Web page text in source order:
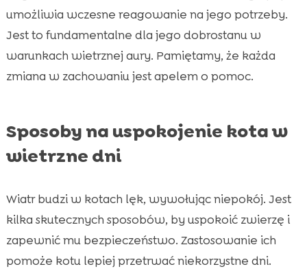
umożliwia wczesne reagowanie na jego potrzeby.
Jest to fundamentalne dla jego dobrostanu w
warunkach wietrznej aury. Pamiętamy, że każda
zmiana w zachowaniu jest apelem o pomoc.
Sposoby na uspokojenie kota w
wietrzne dni
Wiatr budzi w kotach lęk, wywołując niepokój. Jest
kilka skutecznych sposobów, by uspokoić zwierzę i
zapewnić mu bezpieczeństwo. Zastosowanie ich
pomoże kotu lepiej przetrwać niekorzystne dni.